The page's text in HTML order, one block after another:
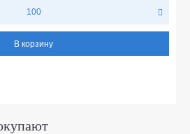
100
В корзину